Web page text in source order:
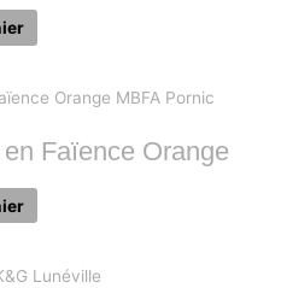
Faïence Orange